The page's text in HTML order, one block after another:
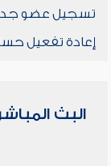
تسجيل عضو
إعادة تفعيل
البث